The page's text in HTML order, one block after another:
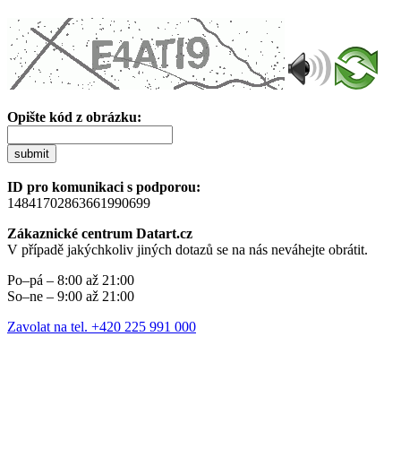
Opište kód z obrázku:
submit
ID pro komunikaci s podporou:
14841702863661990699
Zákaznické centrum Datart.cz
V případě jakýchkoliv jiných dotazů se na nás neváhejte obrátit.
Po–pá – 8:00 až 21:00
So–ne – 9:00 až 21:00
Zavolat na tel. +420 225 991 000